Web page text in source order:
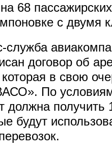
68
с двумя
служба
договор об
в свою
По
должна получить
будут